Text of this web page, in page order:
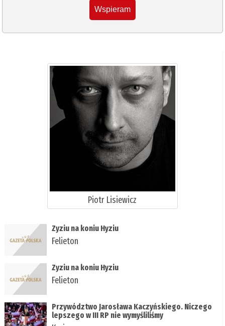
Wspieram
Piotr Lisiewicz
Zyziu na koniu Hyziu
Felieton
Zyziu na koniu Hyziu
Felieton
Przywództwo Jarosława Kaczyńskiego. Niczego
lepszego w III RP nie wymyśliliśmy